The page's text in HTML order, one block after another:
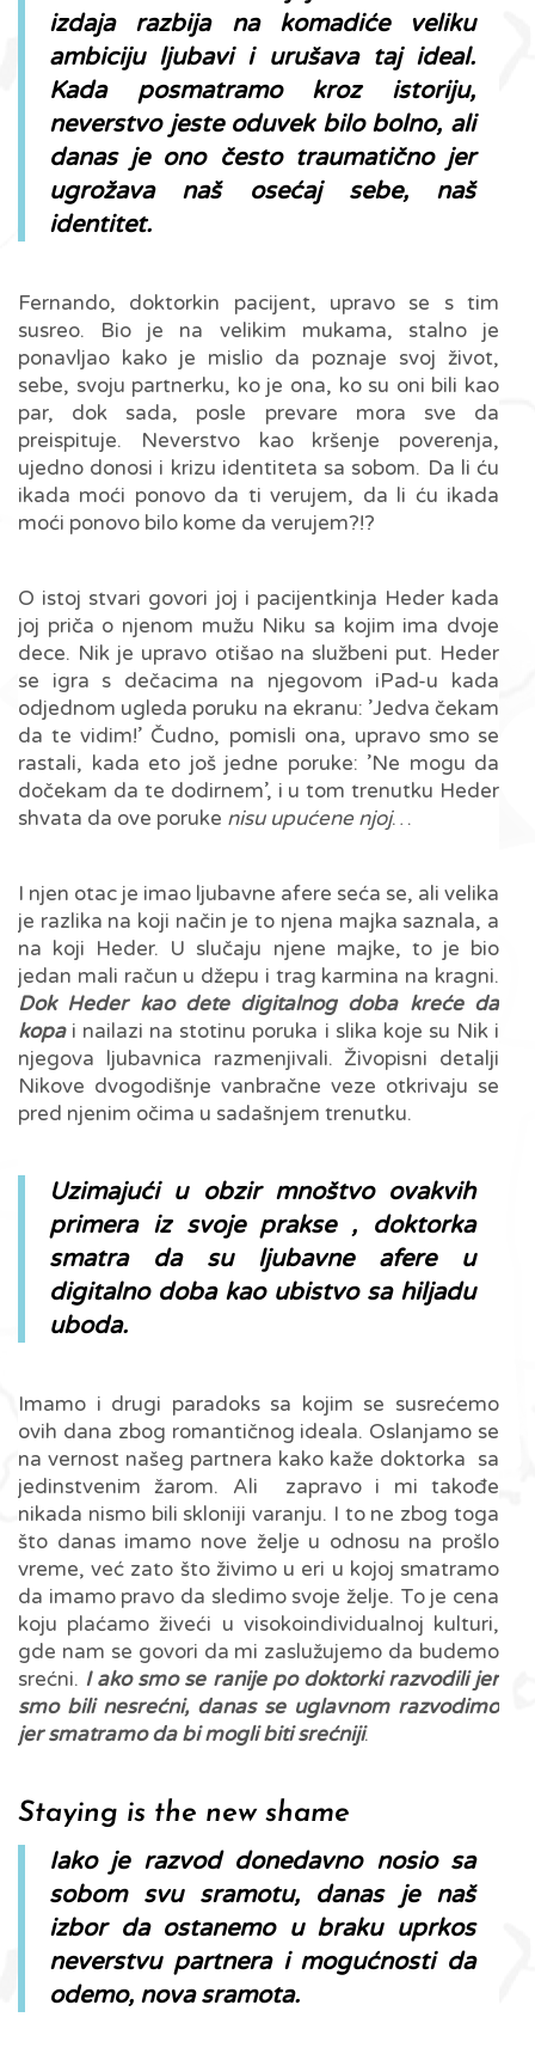
izdaja razbija na komadiće veliku
ambiciju ljubavi i urušava taj ideal.
Kada posmatramo kroz istoriju,
neverstvo jeste oduvek bilo bolno, ali
danas je ono često traumatično jer
ugrožava naš osećaj sebe, naš
identitet.
Fernando, doktorkin pacijent, upravo se s tim
susreo. Bio je na velikim mukama, stalno je
ponavljao kako je mislio da poznaje svoj život,
sebe, svoju partnerku, ko je ona, ko su oni bili kao
par, dok sada, posle prevare mora sve da
preispituje. Neverstvo kao kršenje poverenja,
ujedno donosi i krizu identiteta sa sobom. Da li ću
ikada moći ponovo da ti verujem, da li ću ikada
moći ponovo bilo kome da verujem?!?
O istoj stvari govori joj i pacijentkinja Heder kada
joj priča o njenom mužu Niku sa kojim ima dvoje
dece. Nik je upravo otišao na službeni put. Heder
se igra s dečacima na njegovom iPad-u kada
odjednom ugleda poruku na ekranu: ’Jedva čekam
da te vidim!’ Čudno, pomisli ona, upravo smo se
rastali, kada eto još jedne poruke: ’Ne mogu da
dočekam da te dodirnem’, i u tom trenutku Heder
shvata da ove poruke nisu upućene njoj…
I njen otac je imao ljubavne afere seća se, ali velika
je razlika na koji način je to njena majka saznala, a
na koji Heder. U slučaju njene majke, to je bio
jedan mali račun u džepu i trag karmina na kragni.
Dok Heder kao dete digitalnog doba kreće da
kopai nailazi na stotinu poruka i slika koje su Nik i
njegova ljubavnica razmenjivali. Živopisni detalji
Nikove dvogodišnje vanbračne veze otkrivaju se
pred njenim očima u sadašnjem trenutku.
Uzimajući u obzir mnoštvo ovakvih
primera iz svoje prakse , doktorka
smatra da su ljubavne afere u
digitalno doba kao ubistvo sa hiljadu
uboda.
Imamo i drugi paradoks sa kojim se susrećemo
ovih dana zbog romantičnog ideala. Oslanjamo se
na vernost našeg partnera kako kaže doktorka sa
jedinstvenim žarom. Ali zapravo i mi takođe
nikada nismo bili skloniji varanju. I to ne zbog toga
što danas imamo nove želje u odnosu na prošlo
vreme, već zato što živimo u eri u kojoj smatramo
da imamo pravo da sledimo svoje želje. To je cena
koju plaćamo živeći u visokoindividualnoj kulturi,
gde nam se govori da mi zaslužujemo da budemo
srećni. I ako smo se ranije po doktorki razvodili jer
smo bili nesrećni, danas se uglavnom razvodimo
jer smatramo da bi mogli biti srećniji.
Staying is the new shame
Iako je razvod donedavno nosio sa
sobom svu sramotu, danas je naš
izbor da ostanemo u braku uprkos
neverstvu partnera i mogućnosti da
odemo, nova sramota.